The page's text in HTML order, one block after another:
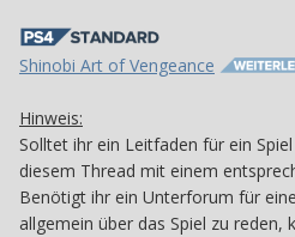
Shinobi Art of Vengeance
Hinweis:
Solltet ihr ein Leitfaden für ein
diesem Thread mit einem
Benötigt ihr ein Unterforum für
allgemein über das Spiel zu reden,